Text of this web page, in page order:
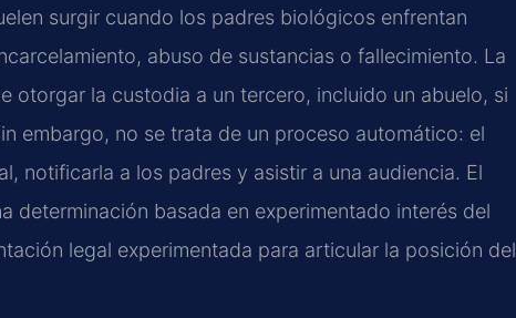
surgir cuando los padres biológicos enfrentan
abuso de sustancias o fallecimiento. La
otorgar la custodia a un tercero, incluido un abuelo, si
embargo, no se trata de un proceso automático: el
notificarla a los padres y asistir a una audiencia. El
determinación basada en experimentado interés del
legal experimentada para articular la posición del